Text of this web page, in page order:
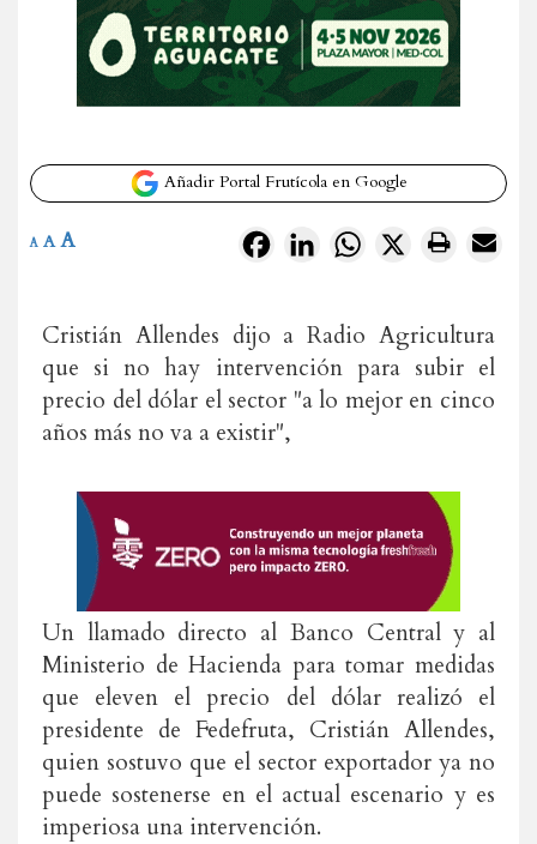
Añadir Portal Frutícola en Google
FacebookLinkedInWhatsApp
X
A A A
Cristián Allendes dijo a Radio Agricultura
que si no hay intervención para subir el
precio del dólar el sector "a lo mejor en cinco
años más no va a existir",
Un llamado directo al Banco Central y al
Ministerio de Hacienda para tomar medidas
que eleven el precio del dólar realizó el
presidente de Fedefruta, Cristián Allendes,
quien sostuvo que el sector exportador ya no
puede sostenerse en el actual escenario y es
imperiosa una intervención.